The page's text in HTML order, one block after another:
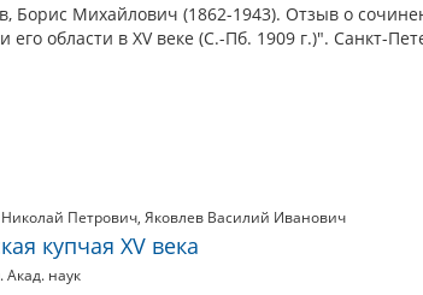
Борис Михайлович (1862-1943). Отзыв о
его области в XV веке (С.-Пб. 1909 г.)". Санкт-
Петрович, Яковлев Василий Иванович
купчая XV века
Акад. наук